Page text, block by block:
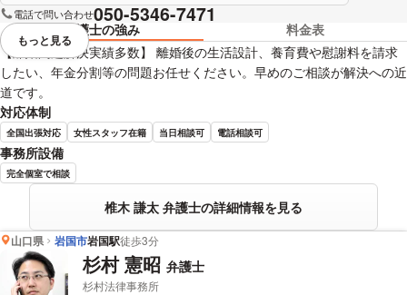
電話で問い合わせ050-5346-7471
弁護士の強み
料金表
【離婚問題解決実績多数】 離婚後の生活設計、養育費や慰謝料を請求
したい、年金分割等の問題お任せください。早めのご相談が解決への近
道です。
対応体制
全国出張対応 女性スタッフ在籍 当日相談可 電話相談可
事務所設備
完全個室で相談
椎木 謙太 弁護士の詳細情報を見る
視覚的に省略されている要素を
もっと見る
山口県 岩国市岩国駅徒歩3分
杉村 憲昭 弁護士
杉村法律事務所